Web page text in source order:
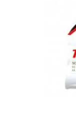
Accupack
Inclusief draad en